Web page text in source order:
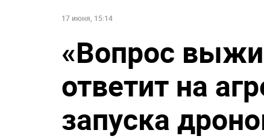
17 июня, 15:14
«Вопрос
ответит на
запуска